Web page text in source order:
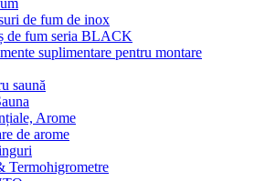
de fum de inox
de fum seria BLACK
suplimentare pentru montare
saună
Arome
de arome
Termohigrometre